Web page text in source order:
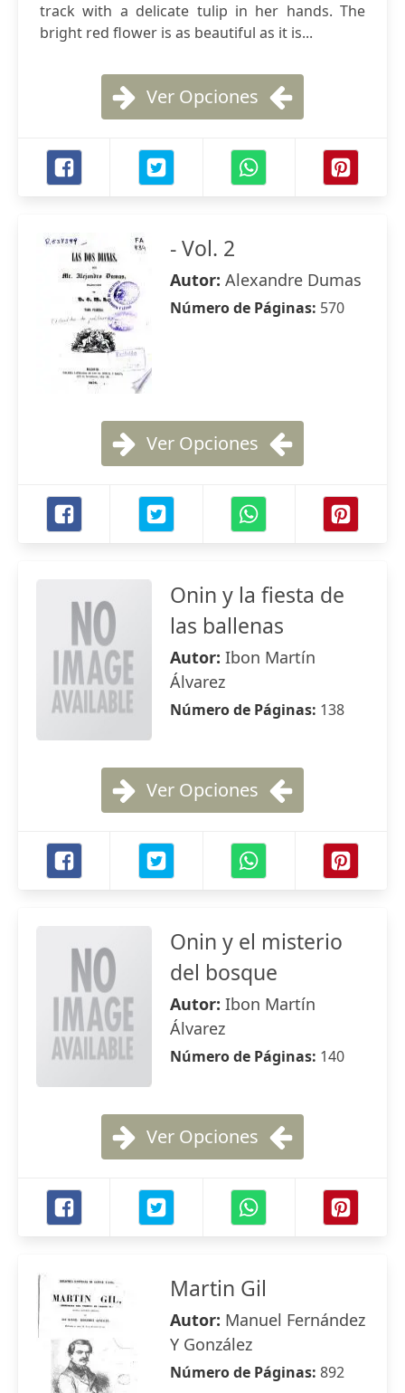
track with a delicate tulip in her hands. The
bright red flower is as beautiful as it is...
Ver Opciones
- Vol. 2
Autor: Alexandre Dumas
Número de Páginas: 570
Ver Opciones
Onin y la fiesta de
las ballenas
Autor: Ibon Martín
Álvarez
Número de Páginas: 138
Ver Opciones
Onin y el misterio
del bosque
Autor: Ibon Martín
Álvarez
Número de Páginas: 140
Ver Opciones
Martin Gil
Autor: Manuel Fernández
Y González
Número de Páginas: 892